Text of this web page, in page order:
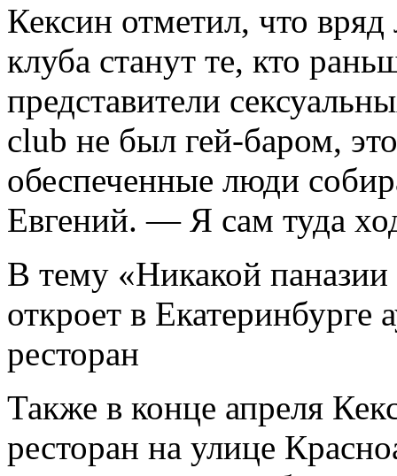
Кексин отметил, что вряд
клуба станут те, кто
представители
club не был гей-баром,
обеспеченные люди
Евгений. — Я сам туда
В тему «Никакой
откроет в Екатеринбурге
ресторан
Также в конце апреля
ресторан на улице